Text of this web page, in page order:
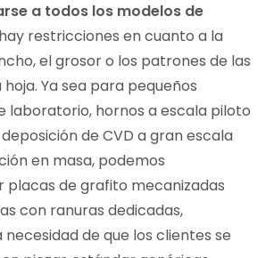
a todos los modelos de
restricciones en cuanto a la
el grosor o los patrones de las
Ya sea para pequeños
laboratorio, hornos a escala piloto
de CVD a gran escala
en masa, podemos
placas de grafito mecanizadas
con ranuras dedicadas,
necesidad de que los clientes se